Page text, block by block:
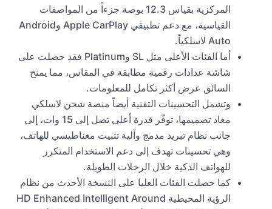
المركزية بقياس 12.3 بوصة جزءاً من المواصفات
القياسية، مع دعم تطبيقي Apple CarPlay وAndroid
Auto لاسلكياً.
أما الفئات الأعلى مثل SL وPlatinum فقد حصلت على
شاشة عدادات رقمية مطابقة في المقاس، مما يمنح
السائق عرض أكثر تكامل للمعلومات.
وتشمل التحسينات التقنية أيضاً منصة شحن لاسلكي
معاد تصميمها، توفّر قدرة أعلى تصل إلى 15 وات، إلى
جانب نظام تبريد مدمج وآلية تثبيت مغناطيسي للهاتف،
وهي تحسينات تهدف إلى دعم الاستخدام المتكرر
للهواتف الذكية خلال الرحلات الطويلة.
كما حصلت الفئات العليا على النسخة الأحدث من نظام
الرؤية المحيطية HD Enhanced Intelligent Around